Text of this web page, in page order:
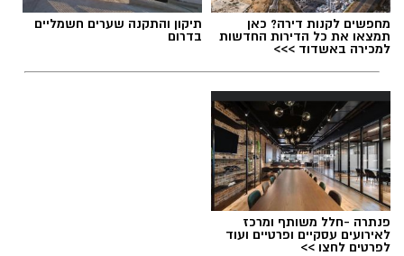
מחפשים לקנות דירה? כאן
תמצאו את כל הדירות החדשות
למכירה באשדוד >>>
תיקון והתקנה שערים חשמליים
בדרום
פנתרה -חלל משותף ומרכז
לאירועים עסקיים ופרטיים ועוד
לפרטים לחצו >>